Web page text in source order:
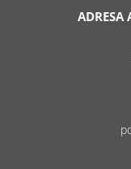
ADRESA